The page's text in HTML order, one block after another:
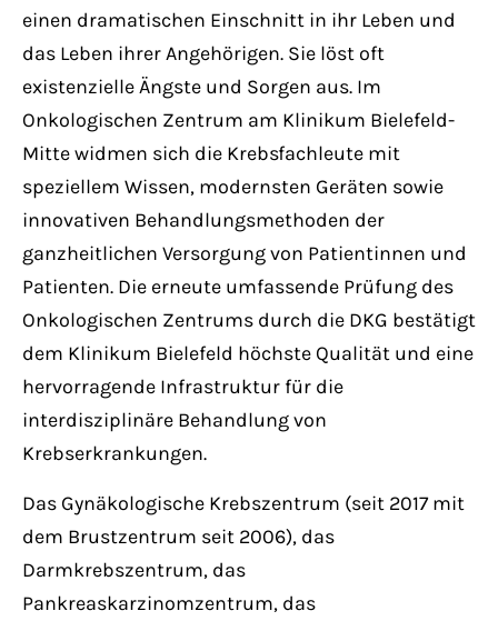
einen dramatischen Einschnitt in ihr Leben und
das Leben ihrer Angehörigen. Sie löst oft
existenzielle Ängste und Sorgen aus. Im
Onkologischen Zentrum am Klinikum Bielefeld-
Mitte widmen sich die Krebsfachleute mit
speziellem Wissen, modernsten Geräten sowie
innovativen Behandlungsmethoden der
ganzheitlichen Versorgung von Patientinnen und
Patienten. Die erneute umfassende Prüfung des
Onkologischen Zentrums durch die DKG bestätigt
dem Klinikum Bielefeld höchste Qualität und eine
hervorragende Infrastruktur für die
interdisziplinäre Behandlung von
Krebserkrankungen.
Das Gynäkologische Krebszentrum (seit 2017 mit
dem Brustzentrum seit 2006), das
Darmkrebszentrum, das
Pankreaskarzinomzentrum, das